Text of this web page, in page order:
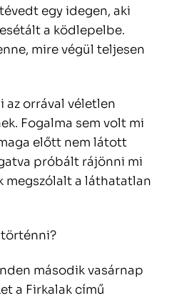
egy idegen, aki
a ködlepelbe.
mire végül teljesen
orrával véletlen
Fogalma sem volt mi
előtt nem látott
próbált rájönni mi
megszólalt a láthatatlan
második vasárnap
a Firkalak című